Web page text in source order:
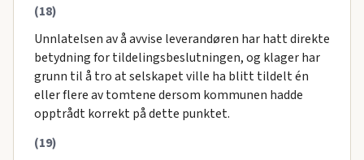
(18)
Unnlatelsen av å avvise leverandøren har hatt direkte
betydning for tildelingsbeslutningen, og klager har
grunn til å tro at selskapet ville ha blitt tildelt én
eller flere av tomtene dersom kommunen hadde
opptrådt korrekt på dette punktet.
(19)